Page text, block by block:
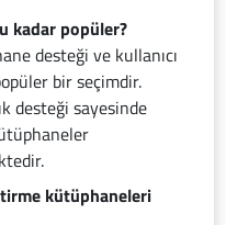
kadar popüler?
desteği ve kullanıcı
bir seçimdir.
desteği sayesinde
kütüphaneleri